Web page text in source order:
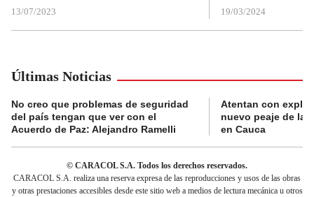
13/07/2023 19/03/2024
Últimas Noticias
No creo que problemas de seguridad
del país tengan que ver con el
Acuerdo de Paz: Alejandro Ramelli
Atentan con
nuevo peaje de la
en Cauca
© CARACOL S.A. Todos los derechos reservados.
CARACOL S.A. realiza una reserva expresa de las reproducciones y usos de las obras
y otras prestaciones accesibles desde este sitio web a medios de lectura mecánica u otros